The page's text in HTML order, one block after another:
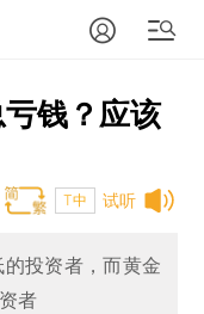
钱？应该
试听
T中
投资者，而黄金
者